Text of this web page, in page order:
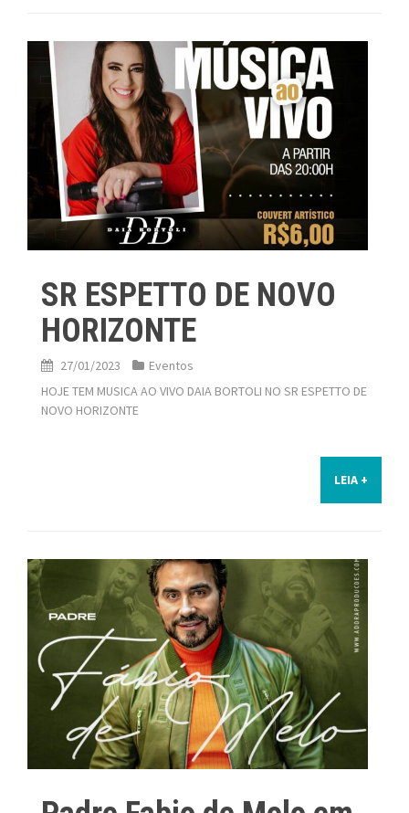
SR ESPETTO DE NOVO
HORIZONTE
27/01/2023
Eventos
HOJE TEM MUSICA AO VIVO DAIA BORTOLI NO SR ESPETTO DE
NOVO HORIZONTE
LEIA +